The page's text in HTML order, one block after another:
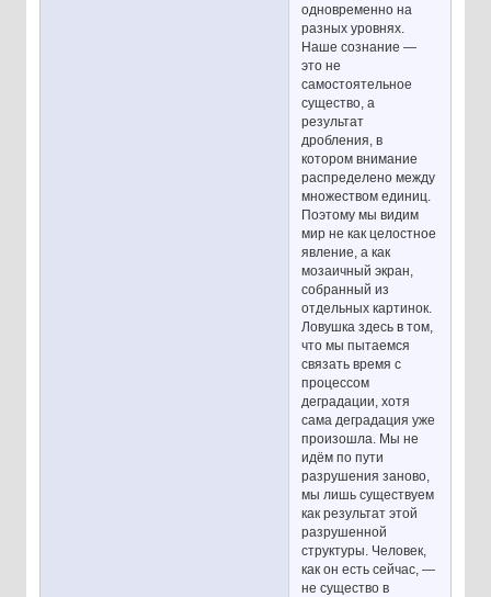
одновременно на
разных уровнях.
Наше сознание —
это не
самостоятельное
существо, а
результат
дробления, в
котором внимание
распределено между
множеством единиц.
Поэтому мы видим
мир не как целостное
явление, а как
мозаичный экран,
собранный из
отдельных картинок.
Ловушка здесь в том,
что мы пытаемся
связать время с
процессом
деградации, хотя
сама деградация уже
произошла. Мы не
идём по пути
разрушения заново,
мы лишь существуем
как результат этой
разрушенной
структуры. Человек,
как он есть сейчас, —
не существо в